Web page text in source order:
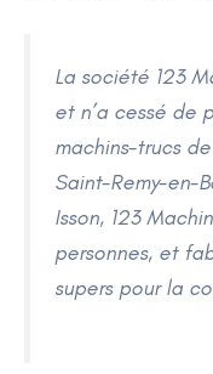
La société 123
et n’a cessé de
machins-trucs
Saint-Remy-en-
Isson, 123
personnes, et
supers pour la